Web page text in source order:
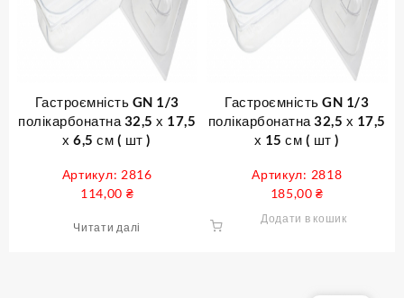
Гастроємність GN 1/3
полікарбонатна 32,5 х 17,5
х 6,5 см ( шт )
Артикул: 2816
114,00 ₴
Читати далі
Гастроємність GN 1/3
полікарбонатна 32,5 х 17,5
х 15 см ( шт )
Артикул: 2818
185,00₴
Додати в кошик